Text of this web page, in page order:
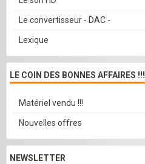
Le convertisseur - DAC -
Lexique
LE COIN DES BONNES AFFAIRES !!!
Matériel vendu !!!
Nouvelles offres
NEWSLETTER